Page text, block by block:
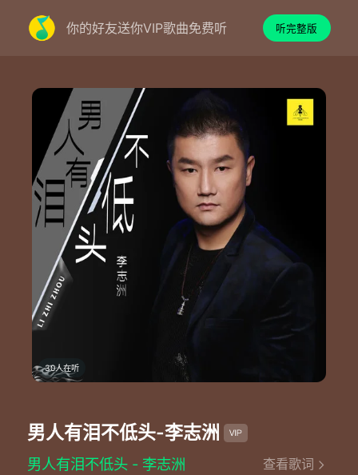
你的好友送你VIP歌曲免费听 听完整版
30人在听
男人有泪不低头-李志洲
男人有泪不低头 - 李志洲
查看歌词